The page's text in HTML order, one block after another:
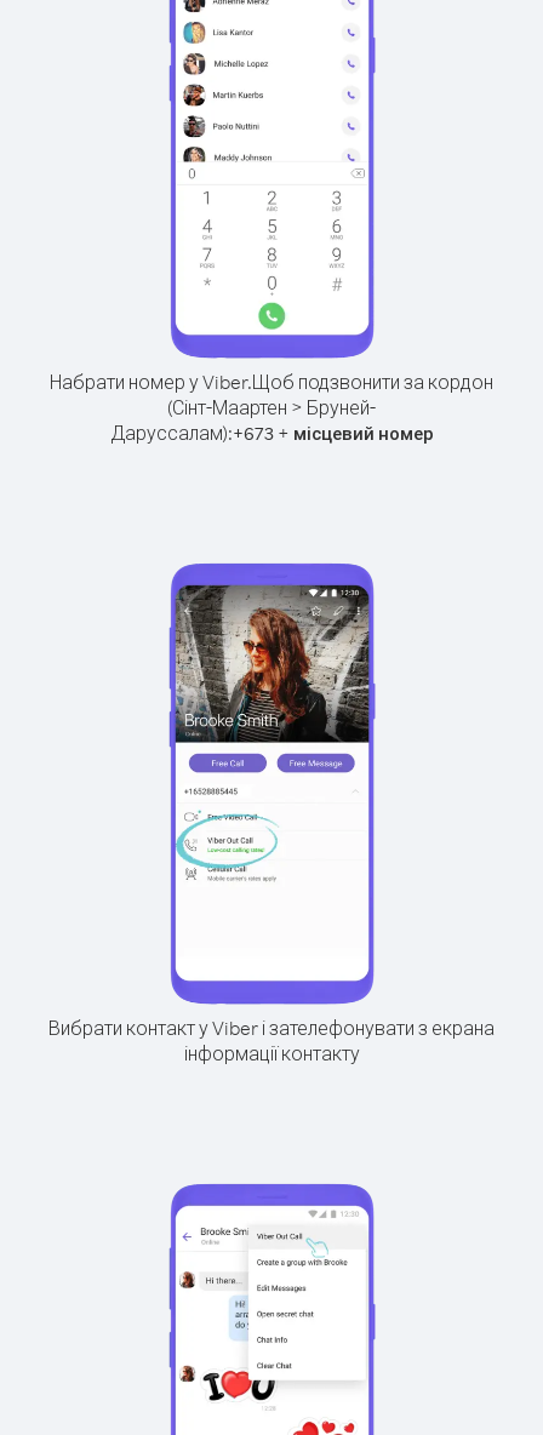
Набрати номер у Viber.Щоб подзвонити за кордон
(Сінт-Маартен > Бруней-
Даруссалам):+673+ місцевий номер
Вибрати контакт у Viber і зателефонувати з екрана
інформації контакту